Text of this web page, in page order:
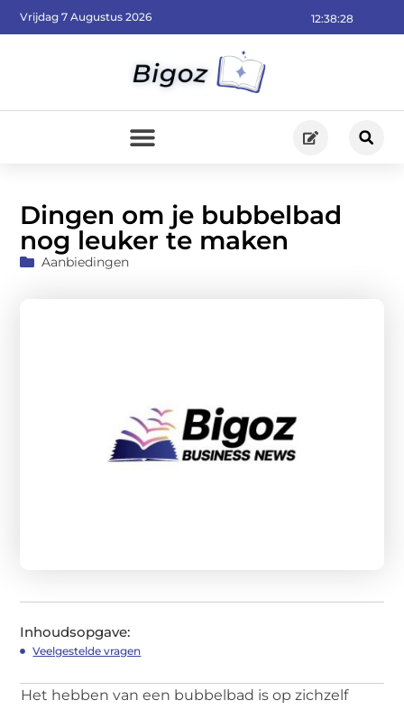
12:38:30
Vrijdag 7 Augustus 2026
Dingen om je bubbelbad
nog leuker te maken
Aanbiedingen
Inhoudsopgave:
Veelgestelde vragen
Het hebben van een bubbelbad is op zichzelf